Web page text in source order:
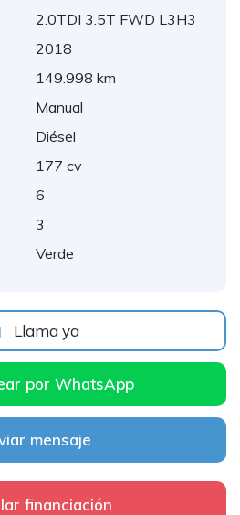
2.0TDI 3.5T FWD L3H3
2018
149.998 km
Manual
Diésel
177 cv
6
3
Verde
Llama ya
por WhatsApp
mensaje
financiación